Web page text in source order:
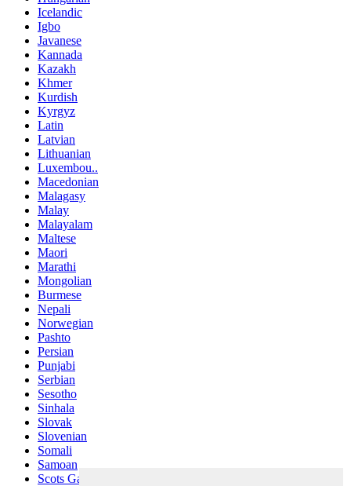
Icelandic
Igbo
Javanese
Kannada
Kazakh
Khmer
Kurdish
Kyrgyz
Latin
Latvian
Lithuanian
Luxembou..
Macedonian
Malagasy
Malay
Malayalam
Maltese
Maori
Marathi
Mongolian
Burmese
Nepali
Norwegian
Pashto
Persian
Punjabi
Serbian
Sesotho
Sinhala
Slovak
Slovenian
Somali
Samoan
Scots Gaelic